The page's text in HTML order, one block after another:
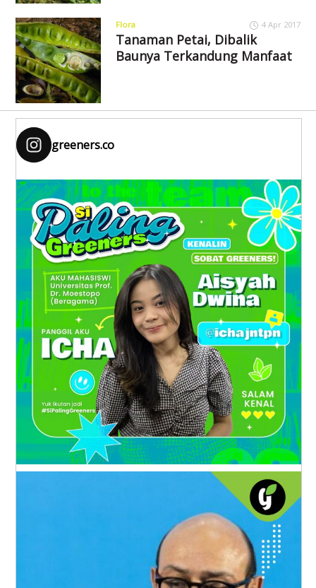
Flora 4 Apr 2017
Tanaman Petai, Dibalik
Baunya Terkandung Manfaat
greeners.co